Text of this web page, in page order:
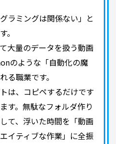
ラミングは関係ない」と
。
大量のデータを扱う動画
のような「自動化の魔
る職業です。
は、コピペするだけです
す。無駄なフォルダ作り
て、浮いた時間を「動画
イティブな作業」に全振